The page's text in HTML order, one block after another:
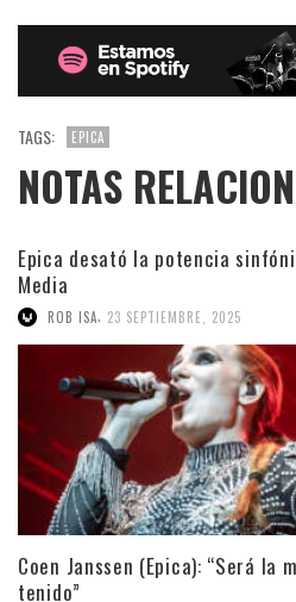
TAGS: EPICA
NOTAS
Epica desató la potencia
Media
ROB ISA, 23 SEPTIEMBRE, 2025
Coen Janssen (Epica): “Será la
tenido”